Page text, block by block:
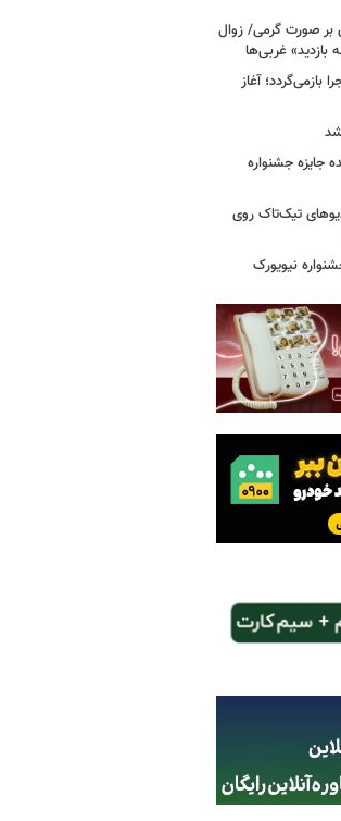
صورت گرمی/ زوال
بازدید» غربی‌ها
دهه به اجرا بازمی‌گردد؛ آغاز
جایزه جشنواره
تیک‌تاک روی
نیویورک